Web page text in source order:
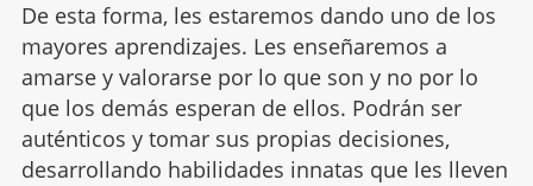
De esta forma, les estaremos dando uno de los
mayores aprendizajes. Les enseñaremos a
amarse y valorarse por lo que son y no por lo
que los demás esperan de ellos. Podrán ser
auténticos y tomar sus propias decisiones,
desarrollando habilidades innatas que les lleven